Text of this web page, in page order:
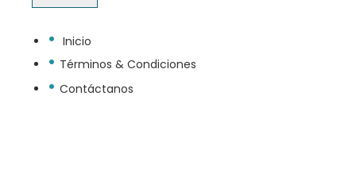
• Inicio
• Términos & Condiciones
• Contáctanos